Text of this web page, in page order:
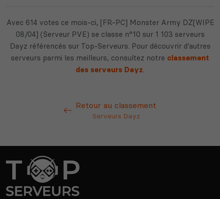
Avec 614 votes ce mois-ci, [FR-PC] Monster Army DZ[WIPE
08/04] (Serveur PVE) se classe n°10 sur 1 103 serveurs
Dayz référencés sur Top-Serveurs. Pour découvrir d'autres
serveurs parmi les meilleurs, consultez notre classement
des serveurs Dayz
Retour au classement
Serveurs Dayz